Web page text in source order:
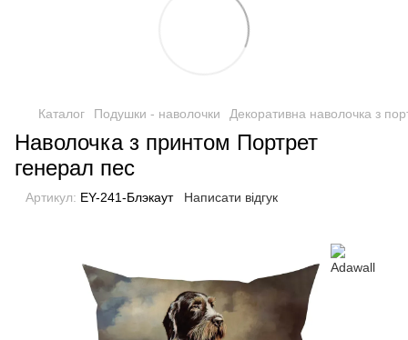
Каталог Подушки - наволочки Декоративна наволочка з
Наволочка з принтом Портрет
генерал пес
Артикул: EY-241-Блэкаут Написати відгук